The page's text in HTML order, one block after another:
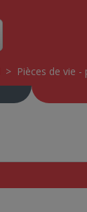
> Pièces de vie